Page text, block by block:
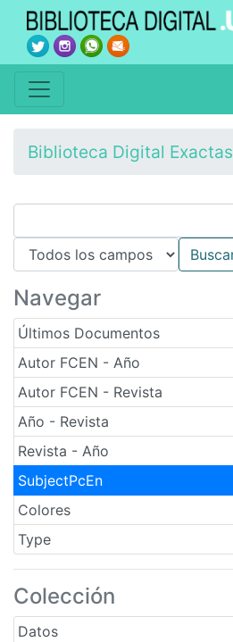
Biblioteca Digital Exactas
Navegar
Últimos Documentos
Autor FCEN - Año
Autor FCEN - Revista
Año - Revista
Revista - Año
SubjectPcEn
Colores
Type
Colección
Datos